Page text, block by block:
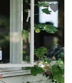
favorite